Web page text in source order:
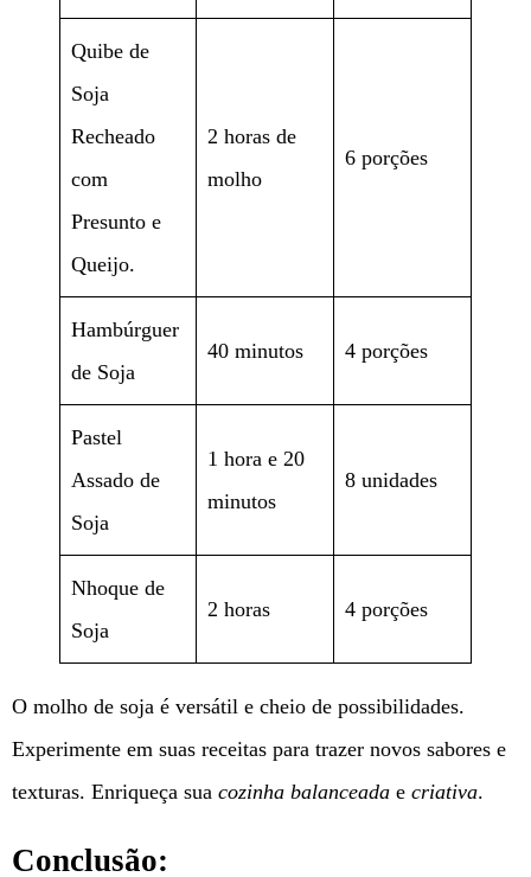
Quibe de
Soja
Recheado
com
Presunto e
Queijo.
2 horas de
molho
6 porções
Hambúrguer
de Soja
40 minutos 4 porções
Pastel
Assado de
Soja
1 hora e 20
minutos
8 unidades
Nhoque de
Soja
2 horas 4 porções
O molho de soja é versátil e cheio de possibilidades.
Experimente em suas receitas para trazer novos sabores e
texturas. Enriqueça sua cozinha balanceada e criativa.
Conclusão: